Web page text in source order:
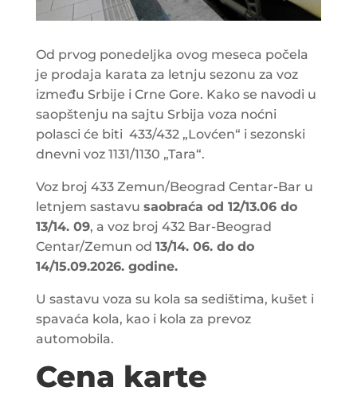
Od prvog ponedeljka ovog meseca počela
je prodaja karata za letnju sezonu za voz
između Srbije i Crne Gore. Kako se navodi u
saopštenju na sajtu Srbija voza noćni
polasci će biti 433/432 „Lovćen“ i sezonski
dnevni voz 1131/1130 „Tara“.
Voz broj 433 Zemun/Beograd Centar-Bar u
letnjem sastavu saobraća od 12/13.06 do
13/14. 09, a voz broj 432 Bar-Beograd
Centar/Zemun od 13/14. 06. do do
14/15.09.2026. godine.
U sastavu voza su kola sa sedištima, kušet i
spavaća kola, kao i kola za prevoz
automobila.
Cena karte